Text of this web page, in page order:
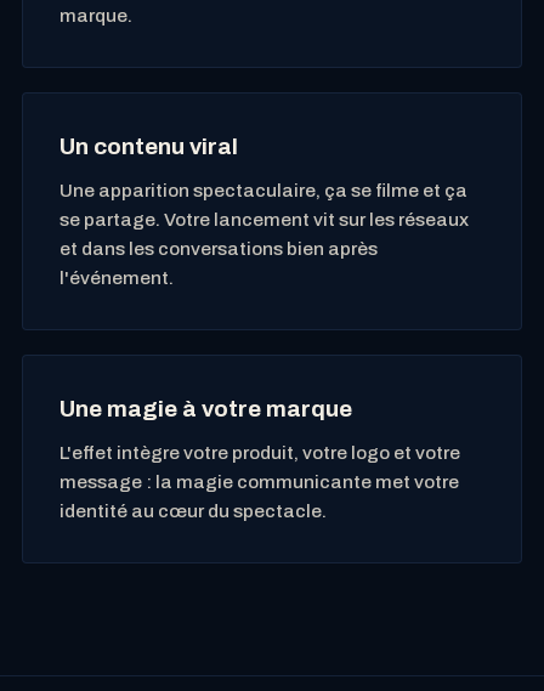
marque.
Un contenu viral
Une apparition spectaculaire, ça se filme et ça
se partage. Votre lancement vit sur les réseaux
et dans les conversations bien après
l'événement.
Une magie à votre marque
L'effet intègre votre produit, votre logo et votre
message : la magie communicante met votre
identité au cœur du spectacle.